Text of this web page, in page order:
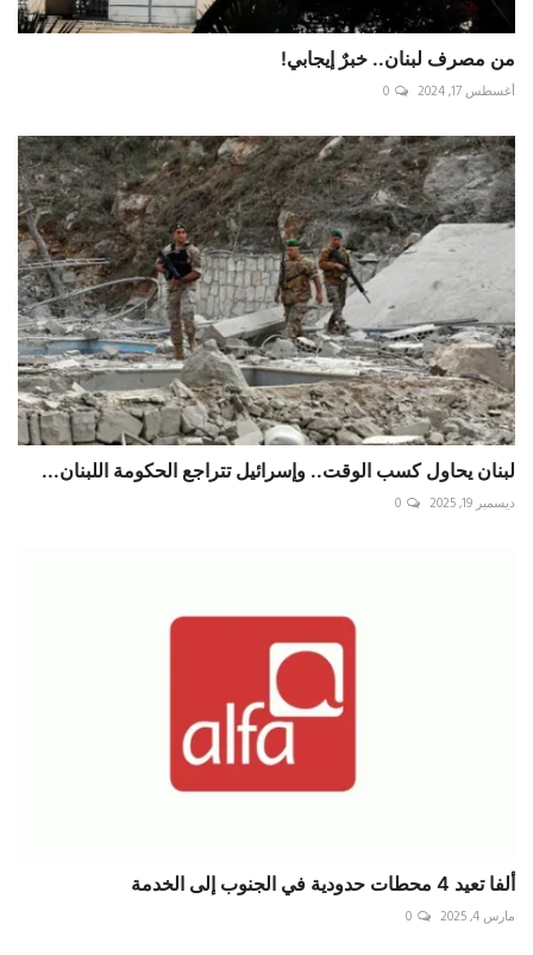
من مصرف لبنان.. خبرٌ إيجابي!
أغسطس 17, 2024 0
لبنان يحاول كسب الوقت.. وإسرائيل تتراجع الحكومة اللبنان...
ديسمبر 19, 2025 0
ألفا تعيد 4 محطات حدودية في الجنوب إلى الخدمة
مارس 4, 2025 0